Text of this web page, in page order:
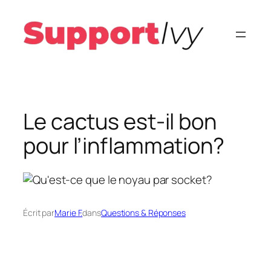
contenu
Le cactus est-il bon
pour l’inflammation?
Écrit parMarie F.dansQuestions & Réponses